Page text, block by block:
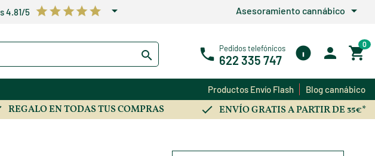
4.81/5 arrow_drop_down Asesoramiento cannábico arrow_drop_down
Pedidos telefónicos
622 335 747
0
Productos Envío Flash Blog cannábico
REGALO EN TODAS TUS COMPRAS ENVÍO GRATIS A PARTIR DE 35€*